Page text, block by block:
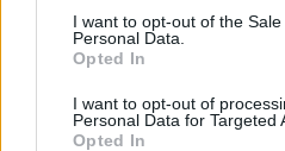
consent section.
I want to opt-out of the
Personal Data.
Opted In
I want to opt-out of
Personal Data for Targeted
Opted In